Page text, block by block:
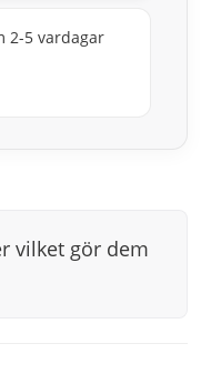
2-5 vardagar
vilket gör dem